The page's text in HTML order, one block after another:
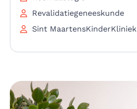
Revalidatiegeneeskunde
Sint MaartensKinderKliniek